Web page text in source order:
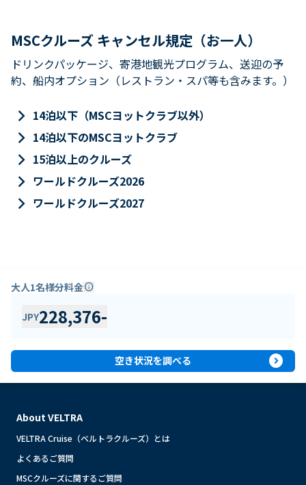
MSCクルーズ キャンセル規定（お一人）
ドリンクパッケージ、寄港地観光プログラム、送迎の予
約、船内オプション（レストラン・スパ等も含みます。）
keyboard_arrow_right 14泊以下（MSCヨットクラブ以外）
keyboard_arrow_right 14泊以下のMSCヨットクラブ
keyboard_arrow_right 15泊以上のクルーズ
keyboard_arrow_right ワールドクルーズ2026
keyboard_arrow_right ワールドクルーズ2027
大人1名様分料金info
JPY228,376-
空き状況を調べる expand_circle_right
About VELTRA
VELTRA Cruise（ベルトラクルーズ）とは
よくあるご質問
MSCクルーズに関するご質問